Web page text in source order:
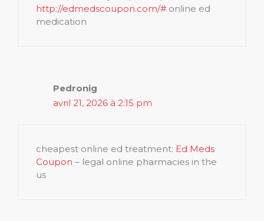
http://edmedscoupon.com/# online ed
medication
Pedronig
avril 21, 2026 à 2:15 pm
cheapest online ed treatment: Ed Meds
Coupon – legal online pharmacies in the
us